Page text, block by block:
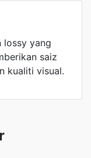
lossy yang
saiz
kualiti visual.